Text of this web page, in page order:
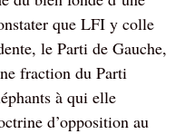
que LFI y colle
le Parti de Gauche,
fraction du Parti
à qui elle
d’opposition au